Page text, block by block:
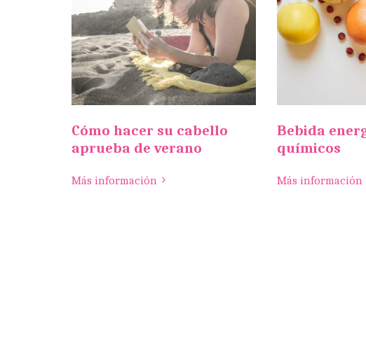
Cómo hacer su cabello
aprueba de verano
Más información
Bebida
químicos
Más información